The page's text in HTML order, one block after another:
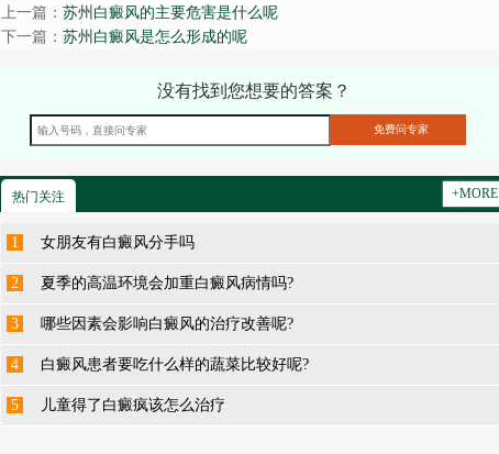
上一篇： 苏州白癜风的主要危害是什么呢
下一篇： 苏州白癜风是怎么形成的呢
没有找到您想要的答案？
热门关注 +MORE
1 女朋友有白癜风分手吗
2 夏季的高温环境会加重白癜风病情吗?
3 哪些因素会影响白癜风的治疗改善呢?
4 白癜风患者要吃什么样的蔬菜比较好呢?
5 儿童得了白癜疯该怎么治疗